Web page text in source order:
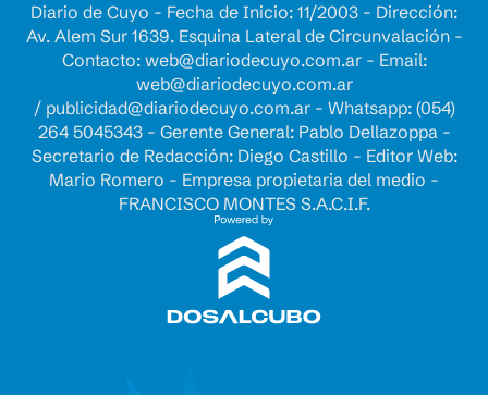
Diario de Cuyo - Fecha de Inicio: 11/2003 - Dirección:
Av. Alem Sur 1639. Esquina Lateral de Circunvalación -
Contacto: web@diariodecuyo.com.ar- Email:
web@diariodecuyo.com.ar
/ publicidad@diariodecuyo.com.ar- Whatsapp: (054)
264 5045343 - Gerente General: Pablo Dellazoppa -
Secretario de Redacción: Diego Castillo - Editor Web:
Mario Romero - Empresa propietaria del medio -
FRANCISCO MONTES S.A.C.I.F.